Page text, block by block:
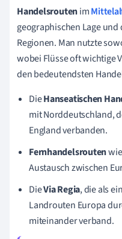
Handelsroutenim
geographischen Lage
Regionen. Man nutzte
wobei Flüsse oft wichtige
den bedeutendsten
DieHanseatischen
mit Norddeutschland,
England verbanden.
Fernhandelsrouten
Austausch zwischen
DieVia Regia, die als
Landrouten Europa
miteinander verband.